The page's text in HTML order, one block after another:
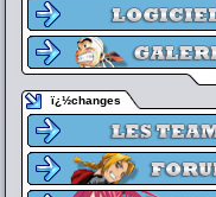
ï¿½changes